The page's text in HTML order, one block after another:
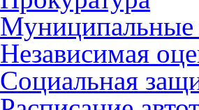
Независимая
Социальная